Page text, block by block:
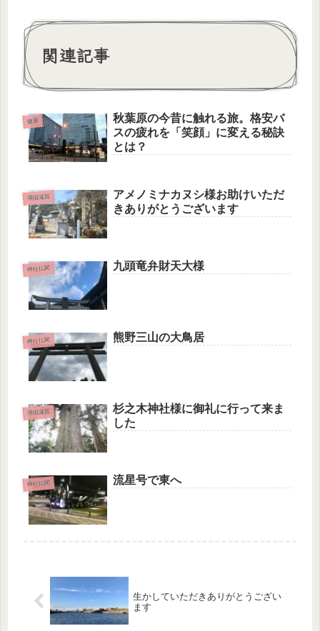
関連記事
健康
秋葉原の今昔に触れる旅。格安バ
スの疲れを「笑顔」に変える秘訣
とは？
湖国滋賀
アメノミナカヌシ様お助けいただ
きありがとうございます
神社仏閣 九頭竜弁財天大様
神社仏閣 熊野三山の大鳥居
湖国滋賀
杉之木神社様に御礼に行って来ま
した
神社仏閣 流星号で東へ
生かしていただきありがとうござい
ます